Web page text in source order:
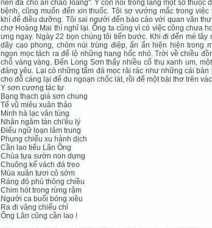
nên đã cho ăn cháo loãng". Y còn nói trong làng một số thuộc
bệnh, cũng muốn đến xin thuốc. Tôi sợ vướng mắc trong
khí để điều dưỡng. Tôi sai người đến báo cáo với quan văn
chợ Hoàng Mai thì nghỉ lại. Ông ta cũng vì có việc công chưa
ưng ngay. Ngày 22 bọn chúng tôi tiến bước. Khi đi đến mé tây
dãy cao phong, chỏm núi trùng điệp, ẩn ẩn hiện hiện trong
ngọn mọc tách ra để lộ những hang hốc nhỏ. Trời về chiều
chỗ vàng vàng. Đến Long Sơn thấy nhiều cổ thụ xanh um,
đáng yêu. Lại có những tấm đá mọc rải rác như những cái bàn
cho đỗ cáng lại để du ngoạn chốc lát, rồi để một bài thơ trên
Y sơn cương tác tự
Bạng thạch giá sơn chung
Tế vũ miêu xuân thảo
Minh hà lạc vân tùng
Nhân ngâm tàn chi'êu lý
Điểu ngữ loạn lâm trung
Phụng chiếu xu hành dịch
Cần lao tiếu Lãn Ông
Chùa tựa sườn non dựng
Chuông kế vách đá treo
Mùa xuân tươi cỏ sớm
Ráng đỏ phủ thông chiều
Chim hót trong rừng rậm
Người ca buổi bóng xiêu
Ra đi vâng chiếu chỉ
Ông Lãn cũng cần lao !